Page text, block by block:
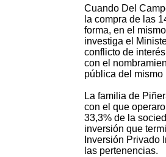
Cuando Del
la compra de las
forma, en el
investiga el
conflicto de
con el
pública del mismo
La familia de
con el que
33,3% de la
inversión que
Inversión Privado
las pertenencias.